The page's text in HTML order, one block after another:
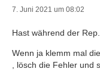
7. Juni 2021 um 08:02
Hast während der
Wenn ja klemm mal
, lösch die Fehler und